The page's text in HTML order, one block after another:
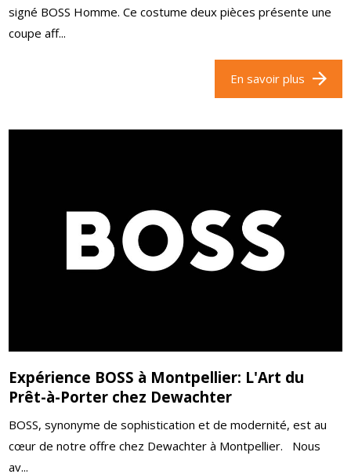
signé BOSS Homme. Ce costume deux pièces présente une
coupe aff...
En savoir plus
Expérience BOSS à Montpellier: L'Art du
Prêt-à-Porter chez Dewachter
BOSS, synonyme de sophistication et de modernité, est au
cœur de notre offre chez Dewachter à Montpellier. Nous
av...